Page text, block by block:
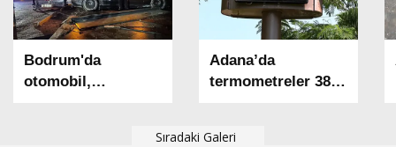
Sıradaki Galeri
Bodrum'da
otomobil,
Adana’da
termometreler 38